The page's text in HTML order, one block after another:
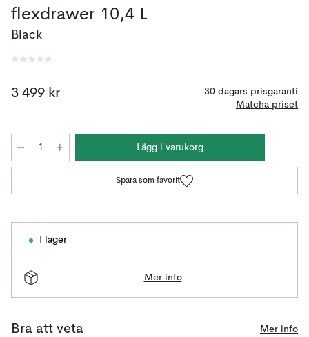
flexdrawer 10,4 L
Black
3 499 kr
30 dagars prisgaranti
Matcha priset
Lägg i varukorg
Spara som favorit
I lager
Mer info
Bra att veta Mer info